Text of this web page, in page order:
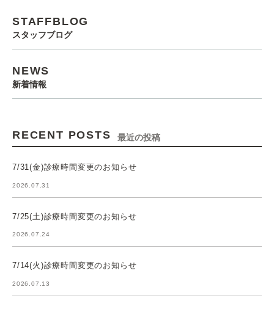
STAFFBLOG
スタッフブログ
NEWS
新着情報
RECENT POSTS 最近の投稿
7/31(金)診療時間変更のお知らせ
2026.07.31
7/25(土)診療時間変更のお知らせ
2026.07.24
7/14(火)診療時間変更のお知らせ
2026.07.13